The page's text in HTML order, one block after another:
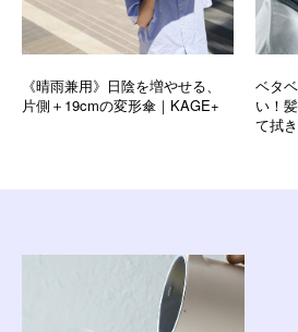
《晴雨兼用》日陰を増やせる、
片側＋19cmの変形傘｜KAGE+
ベタ
い！
て拭